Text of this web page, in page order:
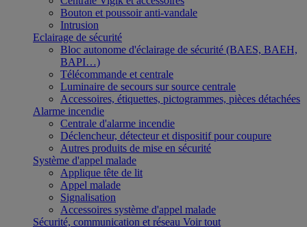
Bouton et poussoir anti-vandale
Intrusion
Eclairage de sécurité
Bloc autonome d'éclairage de sécurité (BAES, BAEH,
BAPI…)
Télécommande et centrale
Luminaire de secours sur source centrale
Accessoires, étiquettes, pictogrammes, pièces détachées
Alarme incendie
Centrale d'alarme incendie
Déclencheur, détecteur et dispositif pour coupure
Autres produits de mise en sécurité
Système d'appel malade
Applique tête de lit
Appel malade
Signalisation
Accessoires système d'appel malade
Sécurité, communication et réseau Voir tout